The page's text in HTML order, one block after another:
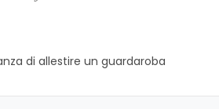
di allestire un guardaroba